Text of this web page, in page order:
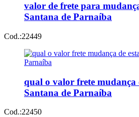
valor de frete para
Santana de Parnaíba
Cod.:22449
qual o valor frete mudança
Santana de Parnaíba
Cod.:22450